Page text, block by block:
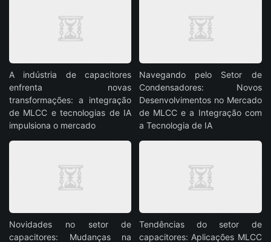
A indústria de capacitores
enfrenta novas
transformações: a integração
de MLCC e tecnologias de IA
impulsiona o mercado
Navegando pelo Setor de
Condensadores: Novos
Desenvolvimentos no Mercado
de MLCC e a Integração com
a Tecnologia de IA
Novidades no setor de
capacitores: Mudanças na
Tendências do setor de
capacitores: Aplicações MLCC